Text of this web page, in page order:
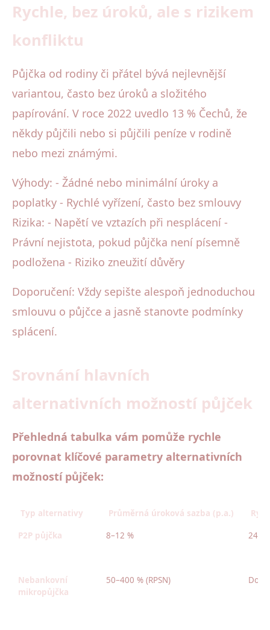
Rychle, bez úroků, ale s rizikem
konfliktu
Půjčka od rodiny či přátel bývá nejlevnější
variantou, často bez úroků a složitého
papírování. V roce 2022 uvedlo 13 % Čechů, že
někdy půjčili nebo si půjčili peníze v rodině
nebo mezi známými.
Výhody: - Žádné nebo minimální úroky a
poplatky - Rychlé vyřízení, často bez smlouvy
Rizika: - Napětí ve vztazích při nesplácení -
Právní nejistota, pokud půjčka není písemně
podložena - Riziko zneužití důvěry
Doporučení: Vždy sepište alespoň jednoduchou
smlouvu o půjčce a jasně stanovte podmínky
splácení.
Srovnání hlavních
alternativních možností půjček
Přehledná tabulka vám pomůže rychle
porovnat klíčové parametry alternativních
možností půjček:
Typ alternativy Průměrná úroková sazba (p.a.)
P2P půjčka 8–12 %
Nebankovní
mikropůjčka
50–400 % (RPSN) Do